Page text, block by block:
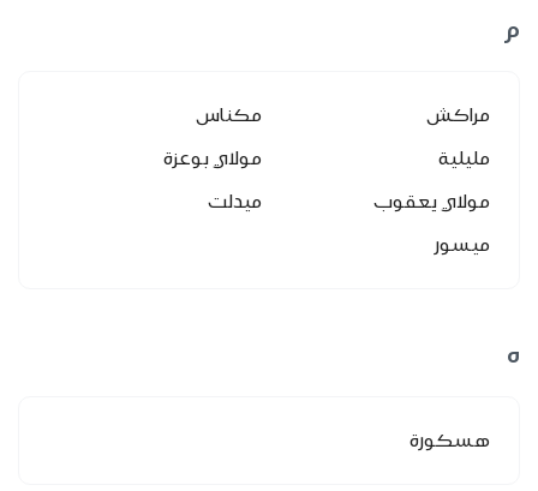
م
مراكش
مكناس
مليلية
مولاي بوعزة
مولاي يعقوب
ميدلت
ميسور
ه
هسكورة